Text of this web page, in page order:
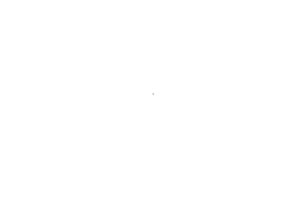
Valiza de transport